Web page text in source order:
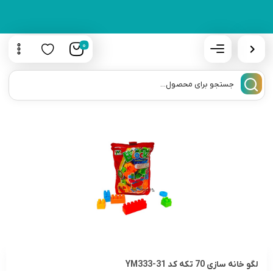
0
لگو خانه سازی 70 تکه کد YM333-31